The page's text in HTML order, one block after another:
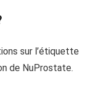
sur l’étiquette
de NuProstate.